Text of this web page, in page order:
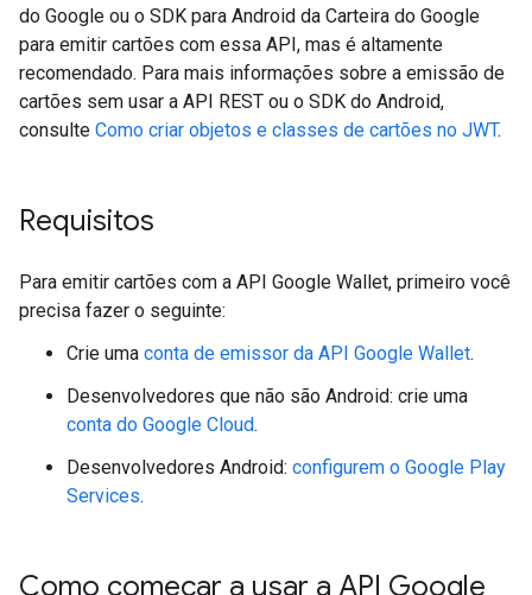
do Google ou o SDK para Android da Carteira do Google
para emitir cartões com essa API, mas é altamente
recomendado. Para mais informações sobre a emissão de
cartões sem usar a API REST ou o SDK do Android,
consulte Como criar objetos e classes de cartões no JWT.
Requisitos
Para emitir cartões com a API Google Wallet, primeiro você
precisa fazer o seguinte:
Crie uma conta de emissor da API Google Wallet.
Desenvolvedores que não são Android: crie uma
conta do Google Cloud.
Desenvolvedores Android: configurem o Google Play
Services.
Como começar a usar a API Google